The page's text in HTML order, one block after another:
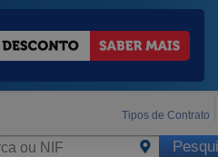
Tipos de Contrato